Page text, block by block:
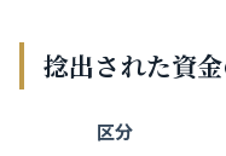
捻出された資
区分